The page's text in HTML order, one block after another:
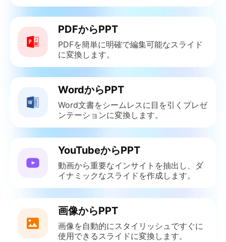
PDFからPPT
PDFを簡単に明確で編集可能なスライド
に変換します。
WordからPPT
Word文書をシームレスに目を引くプレゼ
ンテーションに変換します。
YouTubeからPPT
動画から重要なインサイトを抽出し、ダ
イナミックなスライドを作成します。
画像からPPT
画像を自動的にスタイリッシュですぐに
使用できるスライドに変換します。